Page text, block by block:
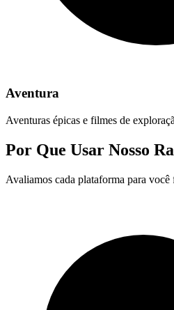
Aventura
Aventuras épicas e filmes de
Por Que Usar Nosso
Avaliamos cada plataforma para você